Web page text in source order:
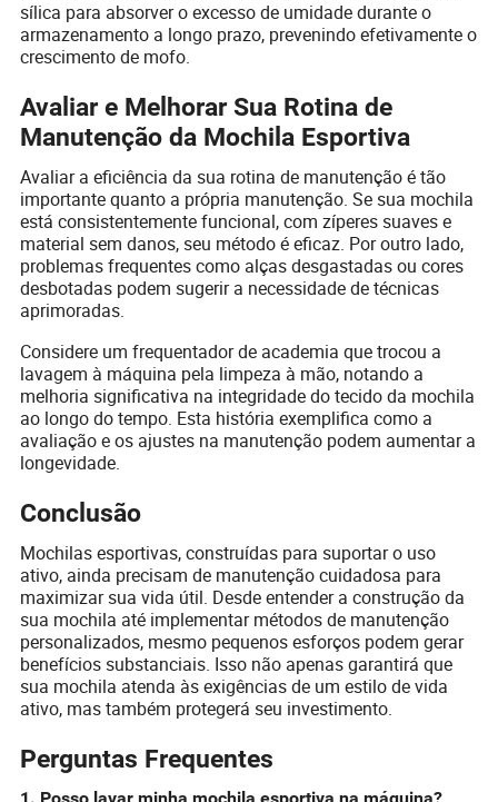
sílica para absorver o excesso de umidade durante o
armazenamento a longo prazo, prevenindo efetivamente o
crescimento de mofo.
Avaliar e Melhorar Sua Rotina de
Manutenção da Mochila Esportiva
Avaliar a eficiência da sua rotina de manutenção é tão
importante quanto a própria manutenção. Se sua mochila
está consistentemente funcional, com zíperes suaves e
material sem danos, seu método é eficaz. Por outro lado,
problemas frequentes como alças desgastadas ou cores
desbotadas podem sugerir a necessidade de técnicas
aprimoradas.
Considere um frequentador de academia que trocou a
lavagem à máquina pela limpeza à mão, notando a
melhoria significativa na integridade do tecido da mochila
ao longo do tempo. Esta história exemplifica como a
avaliação e os ajustes na manutenção podem aumentar a
longevidade.
Conclusão
Mochilas esportivas, construídas para suportar o uso
ativo, ainda precisam de manutenção cuidadosa para
maximizar sua vida útil. Desde entender a construção da
sua mochila até implementar métodos de manutenção
personalizados, mesmo pequenos esforços podem gerar
benefícios substanciais. Isso não apenas garantirá que
sua mochila atenda às exigências de um estilo de vida
ativo, mas também protegerá seu investimento.
Perguntas Frequentes